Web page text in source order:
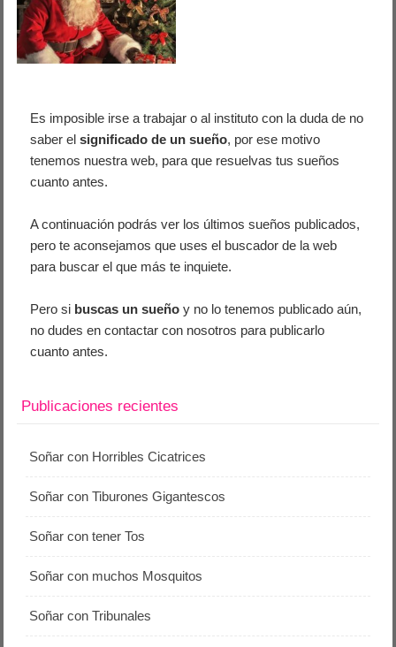
Es imposible irse a trabajar o al instituto con la duda de no
saber elsignificado de un sueño, por ese motivo
tenemos nuestra web, para que resuelvas tus sueños
cuanto antes.
A continuación podrás ver los últimos sueños publicados,
pero te aconsejamos que uses el buscador de la web
para buscar el que más te inquiete.
Pero si buscas un sueño y no lo tenemos publicado aún,
no dudes en contactar con nosotros para publicarlo
cuanto antes.
Publicaciones recientes
Soñar con Horribles Cicatrices
Soñar con Tiburones Gigantescos
Soñar con tener Tos
Soñar con muchos Mosquitos
Soñar con Tribunales